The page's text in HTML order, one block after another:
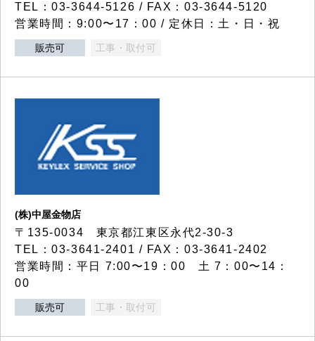
TEL：03-3644-5126 / FAX：03-3644-5120
営業時間：9:00〜17：00 / 定休日：土・日・祝
販売可 工事・取付可
(株)中屋金物店
〒135-0034 東京都江東区永代2-30-3
TEL：03-3641-2401 / FAX：03-3641-2402
営業時間：平日 7:00〜19：00 土 7：00〜14：
00
販売可 工事・取付可